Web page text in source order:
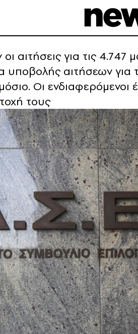
αιτήσεις για τις 4.747
υποβολής αιτήσεων
Οι
τους